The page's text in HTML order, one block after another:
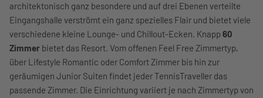
architektonisch ganz besondere und auf drei Ebenen verteilte
Eingangshalle verströmt ein ganz spezielles Flair und bietet viele
verschiedene kleine Lounge- und Chillout-Ecken. Knapp 60
Zimmer bietet das Resort. Vom offenen Feel Free Zimmertyp,
über Lifestyle Romantic oder Comfort Zimmer bis hin zur
geräumigen Junior Suiten findet jeder TennisTraveller das
passende Zimmer. Die Einrichtung variiert je nach Zimmertyp von